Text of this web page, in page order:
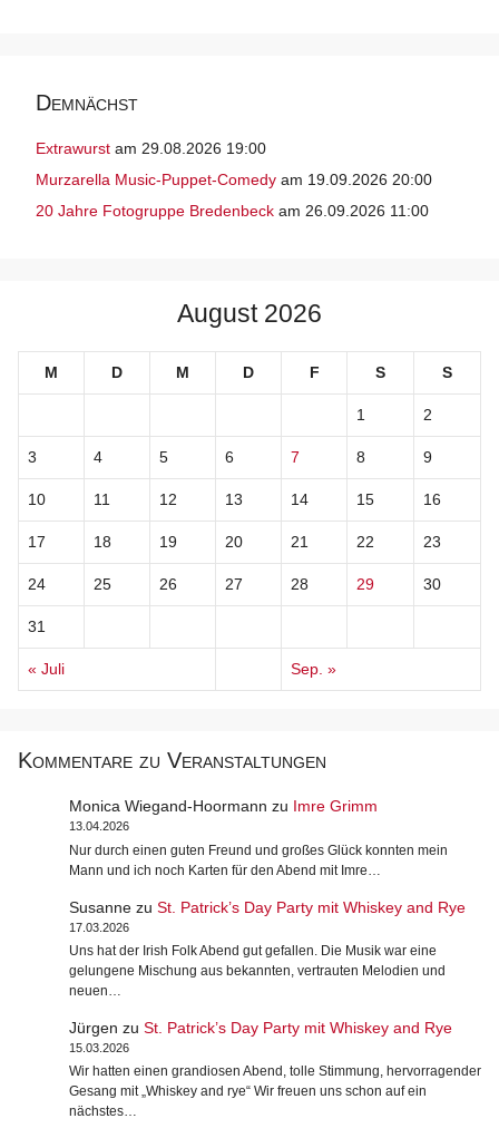
Demnächst
Extrawurst am 29.08.2026 19:00
Murzarella Music-Puppet-Comedy am 19.09.2026 20:00
20 Jahre Fotogruppe Bredenbeck am 26.09.2026 11:00
August 2026
M D M D F S S
1 2
3 4 5 6 7 8 9
10 11 12 13 14 15 16
17 18 19 20 21 22 23
24 25 26 27 28 29 30
31
« Juli Sep. »
Kommentare zu Veranstaltungen
Monica Wiegand-Hoormann zu Imre Grimm
13.04.2026
Nur durch einen guten Freund und großes Glück konnten mein
Mann und ich noch Karten für den Abend mit Imre…
Susannezu St. Patrick’s Day Party mit Whiskey and Rye
17.03.2026
Uns hat der Irish Folk Abend gut gefallen. Die Musik war eine
gelungene Mischung aus bekannten, vertrauten Melodien und
neuen…
Jürgen zu St. Patrick’s Day Party mit Whiskey and Rye
15.03.2026
Wir hatten einen grandiosen Abend, tolle Stimmung, hervorragender
Gesang mit „Whiskey and rye“ Wir freuen uns schon auf ein
nächstes…